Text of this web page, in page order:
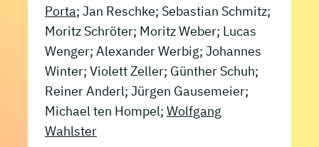
Porta; Jan Reschke; Sebastian Schmitz;
Moritz Schröter; Moritz Weber; Lucas
Wenger; Alexander Werbig; Johannes
Winter; Violett Zeller; Günther Schuh;
Reiner Anderl; Jürgen Gausemeier;
Michael ten Hompel; Wolfgang
Wahlster